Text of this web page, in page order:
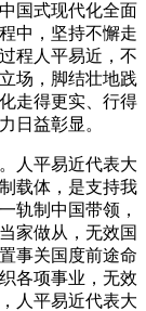
国式现代化全面
中，坚持不懈走
程人平易近，不
场，脚结壮地践
走得更实、行得
日益彰显。
人平易近代表大
载体，是支持我
轨制中国带领，
家做从，无效国
事关国度前途命
各项事业，无效
人平易近代表大